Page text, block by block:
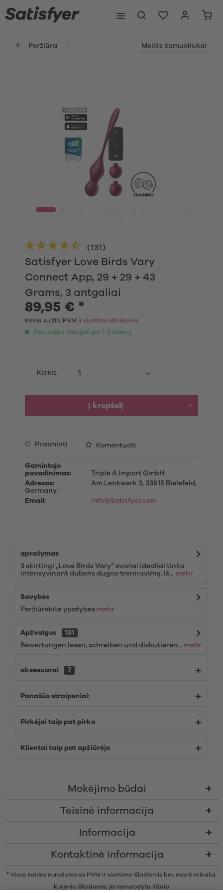
Peržiūra Meilės kamuoliukai
Satisfyer Love Birds Vary
Connect App, 29 + 29 + 43
Grams, 3 antgaliai
(131 )
89,95 € *
Kaina su 21% PVM ir siuntimo išlaidomis
Paruošta išsiųsti po 1-2 dienų
Kiekis
Į krepšelį
Prisiminti Komentuoti
Gamintojo
pavadinimas:
Triple A Import GmbH
Adresas:
Am Lenkwerk 3, 33615 Bielefeld,
Germany
Email:
info@Satisfyer.com
aprašymas
3 skirtingi „Love Birds Vary“ svoriai idealiai tinka
intensyvinant dubens dugno treniravimą. Iš... mehr
Savybės
Peržiūrėkite ypatybes mehr
Apžvalgos
131
Bewertungen lesen, schreiben und diskutieren... mehr
aksesuarai 7
Panašūs straipsniai:
Pirkėjai taip pat pirko
Klientai taip pat apžiūrėjo
Mokėjimo būdai
Teisinė informacija
Informacija
Kontaktinė informacija
* Visos kainos nurodytos su PVM ir siuntimo išlaidomis bei, esant reikalui,
kurjerio išlaidomis, jei nenurodyta kitaip